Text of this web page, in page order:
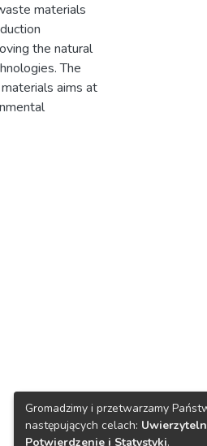
materials
the natural
The
aims at
Gromadzimy i przetwarzamy
następujących celach:
Potwierdzenie i Statystyki.